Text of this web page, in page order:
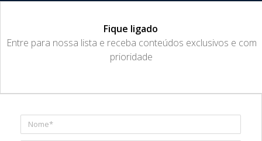
Fique ligado
​Entre para nossa lista e receba conteúdos exclusivos e com
prioridade